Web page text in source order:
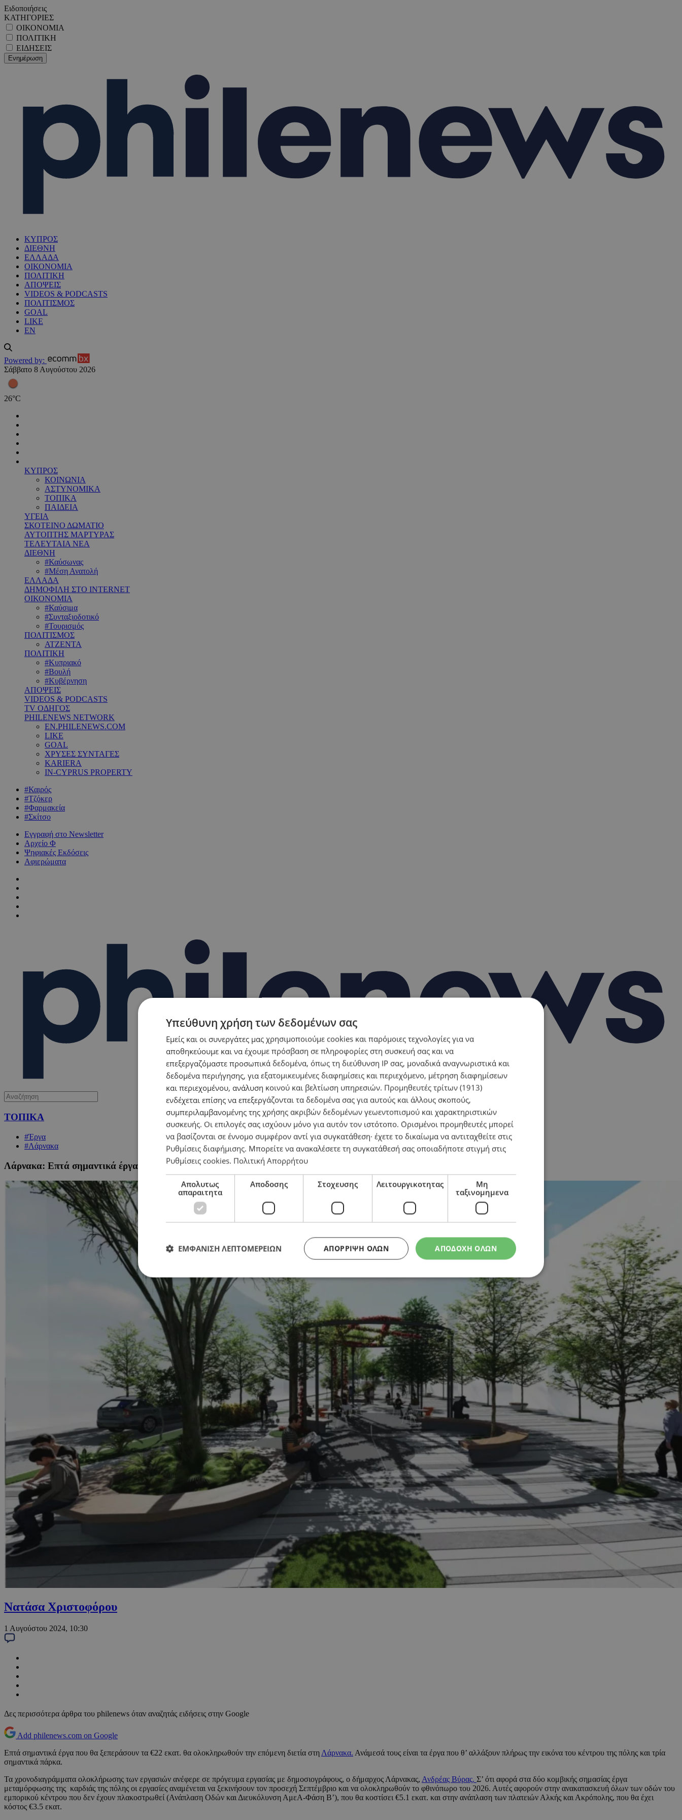
Ειδοποιήσεις
ΚΑΤΗΓΟΡΙΕΣ
ΟΙΚΟΝΟΜΙΑ
ΠΟΛΙΤΙΚΗ
ΕΙΔΗΣΕΙΣ
ΚΥΠΡΟΣ
ΔΙΕΘΝΗ
ΕΛΛΑΔΑ
ΟΙΚΟΝΟΜΙΑ
ΠΟΛΙΤΙΚΗ
ΑΠΟΨΕΙΣ
VIDEOS & PODCASTS
ΠΟΛΙΤΙΣΜΟΣ
GOAL
LIKE
EN
Powered by:
Σάββατο 8 Αυγούστου 2026
26°C
ΚΥΠΡΟΣ
ΚΟΙΝΩΝΙΑ
ΑΣΤΥΝΟΜΙΚΑ
ΤΟΠΙΚΑ
ΠΑΙΔΕΙΑ
ΥΓΕΙΑ
ΣΚΟΤΕΙΝΟ ΔΩΜΑΤΙΟ
ΑΥΤΟΠΤΗΣ ΜΑΡΤΥΡΑΣ
ΤΕΛΕΥΤΑΙΑ ΝΕΑ
ΔΙΕΘΝΗ
#Καύσωνας
#Μέση Ανατολή
ΕΛΛΑΔΑ
ΔΗΜΟΦΙΛΗ ΣΤΟ INTERNET
ΟΙΚΟΝΟΜΙΑ
#Καύσιμα
#Συνταξιοδοτικό
#Τουρισμός
ΠΟΛΙΤΙΣΜΟΣ
ΑΤΖΕΝΤΑ
ΠΟΛΙΤΙΚΗ
#Κυπριακό
#Βουλή
#Κυβέρνηση
ΑΠΟΨΕΙΣ
VIDEOS & PODCASTS
TV ΟΔΗΓΟΣ
PHILENEWS NETWORK
EN.PHILENEWS.COM
LIKE
GOAL
ΧΡΥΣΕΣ ΣΥΝΤΑΓΕΣ
KARIERA
IN-CYPRUS PROPERTY
#Καιρός
#Τζόκερ
#Φαρμακεία
#Σκίτσο
Εγγραφή στο Newsletter
Αρχείο Φ
Ψηφιακές Εκδόσεις
Αφιερώματα
ΤΟΠΙΚΑ
#Έργα
#Λάρνακα
Λάρνακα: Επτά σημαντικά έργα που θα ξεπεράσουν τα €22 εκατ. μέσα στην επόμενη διετία
Νατάσα Χριστοφόρου
1 Αυγούστου 2024, 10:30
Δες περισσότερα άρθρα του philenews όταν αναζητάς ειδήσεις στην Google
Add philenews.com on Google
Επτά σημαντικά έργα που θα ξεπεράσουν τα €22 εκατ. θα ολοκληρωθούν την επόμενη διετία στη Λάρνακα. Ανάμεσά τους είναι τα έργα που θ’ αλλάξουν πλήρως την εικόνα του κέντρου της πόλης και τρία
σημαντικά πάρκα.
Τα χρονοδιαγράμματα ολοκλήρωσης των εργασιών ανέφερε σε πρόγευμα εργασίας με δημοσιογράφους, ο δήμαρχος Λάρνακας, Ανδρέας Βύρας. Σ’ ότι αφορά στα δύο κομβικής σημασίας έργα
μεταμόρφωσης της καρδιάς της πόλης οι εργασίες αναμένεται να ξεκινήσουν τον προσεχή Σεπτέμβριο και να ολοκληρωθούν το φθινόπωρο του 2026. Αυτές αφορούν στην ανακατασκευή όλων των οδών του
εμπορικού κέντρου που δεν έχουν πλακοστρωθεί (Ανάπλαση Οδών και Διευκόλυνση ΑμεΑ-Φάση Β’), που θα κοστίσει €5.1 εκατ. και στην ανάπλαση των πλατειών Αλκής και Ακρόπολης, που θα έχει
κόστος €3.5 εκατ.
Υπεύθυνη χρήση των δεδομένων σας
Εμείς και οι συνεργάτες μας χρησιμοποιούμε cookies και παρόμοιες τεχνολογίες για να
αποθηκεύουμε και να έχουμε πρόσβαση σε πληροφορίες στη συσκευή σας και να
επεξεργαζόμαστε προσωπικά δεδομένα, όπως τη διεύθυνση IP σας, μοναδικά αναγνωριστικά και
δεδομένα περιήγησης, για εξατομικευμένες διαφημίσεις και περιεχόμενο, μέτρηση διαφημίσεων
και περιεχομένου, ανάλυση κοινού και βελτίωση υπηρεσιών. Προμηθευτές τρίτων (1913)
ενδέχεται επίσης να επεξεργάζονται τα δεδομένα σας για αυτούς και άλλους σκοπούς,
συμπεριλαμβανομένης της χρήσης ακριβών δεδομένων γεωεντοπισμού και χαρακτηριστικών
συσκευής. Οι επιλογές σας ισχύουν μόνο για αυτόν τον ιστότοπο. Ορισμένοι προμηθευτές μπορεί
να βασίζονται σε έννομο συμφέρον αντί για συγκατάθεση· έχετε το δικαίωμα να αντιταχθείτε στις
Ρυθμίσεις διαφήμισης. Μπορείτε να ανακαλέσετε τη συγκατάθεσή σας οποιαδήποτε στιγμή στις
Ρυθμίσεις cookies. Πολιτική Απορρήτου
Απολυτως
απαραιτητα
Αποδοσης Στοχευσης Λειτουργικοτητας
Μη
ταξινομημενα
ΑΠΟΔΟΧΗ ΟΛΩΝ
ΑΠΌΡΡΙΨΗ ΌΛΩΝ
ΕΜΦΑΝΙΣΗ ΛΕΠΤΟΜΕΡΕΙΩΝ